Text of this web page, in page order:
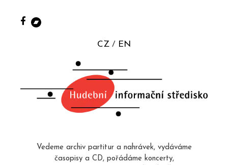
CZ EN
Vedeme archiv partitur a nahrávek, vydáváme
časopisy a CD, pořádáme koncerty,